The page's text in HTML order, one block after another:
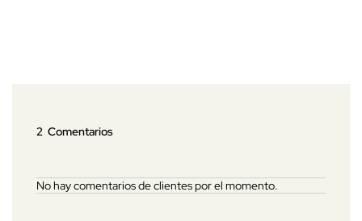
2 Comentarios
No hay comentarios de clientes por el momento.